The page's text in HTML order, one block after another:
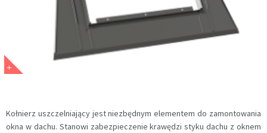
Kołnierz uszczelniający jest niezbędnym elementem do zamontowania
okna w dachu. Stanowi zabezpieczenie krawędzi styku dachu z oknem